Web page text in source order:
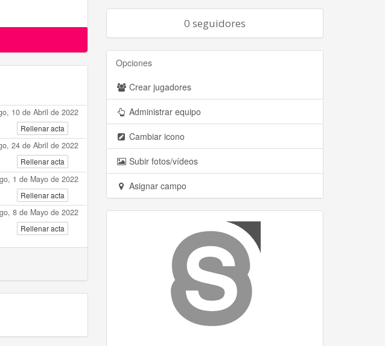
10 de Abril de 2022
Rellenar acta
24 de Abril de 2022
Rellenar acta
1 de Mayo de 2022
Rellenar acta
8 de Mayo de 2022
Rellenar acta
0 seguidores
Opciones
Crear jugadores
Administrar equipo
Cambiar icono
Subir fotos/vídeos
Asignar campo